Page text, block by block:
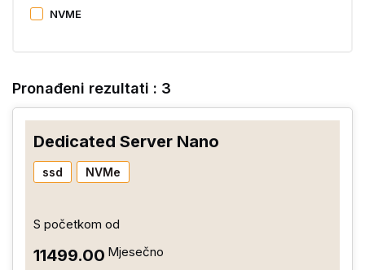
NVME
Pronađeni rezultati : 3
Dedicated Server Nano
ssd NVMe
S početkom od
₹11499.00 Mjesečno